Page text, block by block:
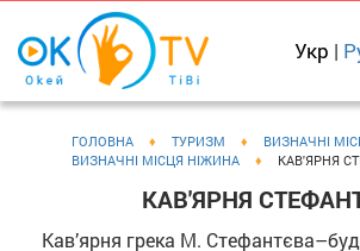
Укр |
ГОЛОВНА ♦ ТУРИЗМ ♦ ВИЗНАЧНІ
ВИЗНАЧНІ МІСЦЯ НІЖИНА
♦ КАВ'ЯРНЯ
КАВ'ЯРНЯ
Кав’ярня грека М.